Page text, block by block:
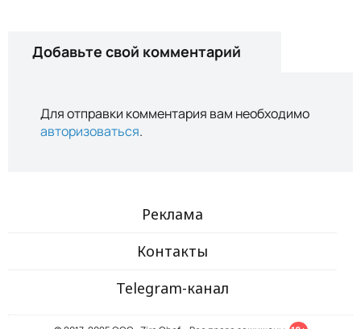
Добавьте свой комментарий
Для отправки комментария вам необходимо
авторизоваться.
Реклама
Контакты
Telegram-канал